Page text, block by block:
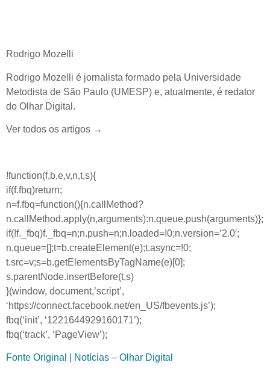
Rodrigo Mozelli
Rodrigo Mozelli é jornalista formado pela Universidade
Metodista de São Paulo (UMESP) e, atualmente, é redator
do Olhar Digital.
Ver todos os artigos →
!function(f,b,e,v,n,t,s){
if(f.fbq)return;
n=f.fbq=function(){n.callMethod?
n.callMethod.apply(n,arguments):n.queue.push(arguments)};
if(!f._fbq)f._fbq=n;n.push=n;n.loaded=!0;n.version=’2.0′;
n.queue=[];t=b.createElement(e);t.async=!0;
t.src=v;s=b.getElementsByTagName(e)[0];
s.parentNode.insertBefore(t,s)
}(window, document,’script’,
‘https://connect.facebook.net/en_US/fbevents.js’);
fbq(‘init’, ‘1221644929160171’);
fbq(‘track’, ‘PageView’);
Fonte Original | Notícias – Olhar Digital